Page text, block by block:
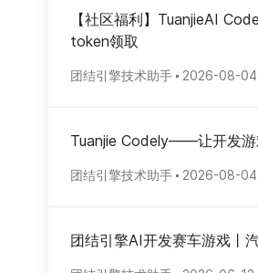
【社区福利】TuanjieAI
token领取
团结引擎技术助手 2026-08-04
Tuanjie Codely——让开发游
团结引擎技术助手 2026-08-04
团结引擎AI开发赛车游戏丨